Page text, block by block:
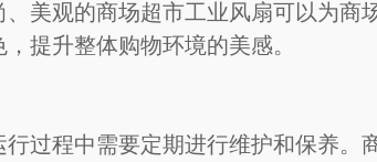
美观的商场超市工业风扇可以为商
提升整体购物环境的美感。
过程中需要定期进行维护和保养